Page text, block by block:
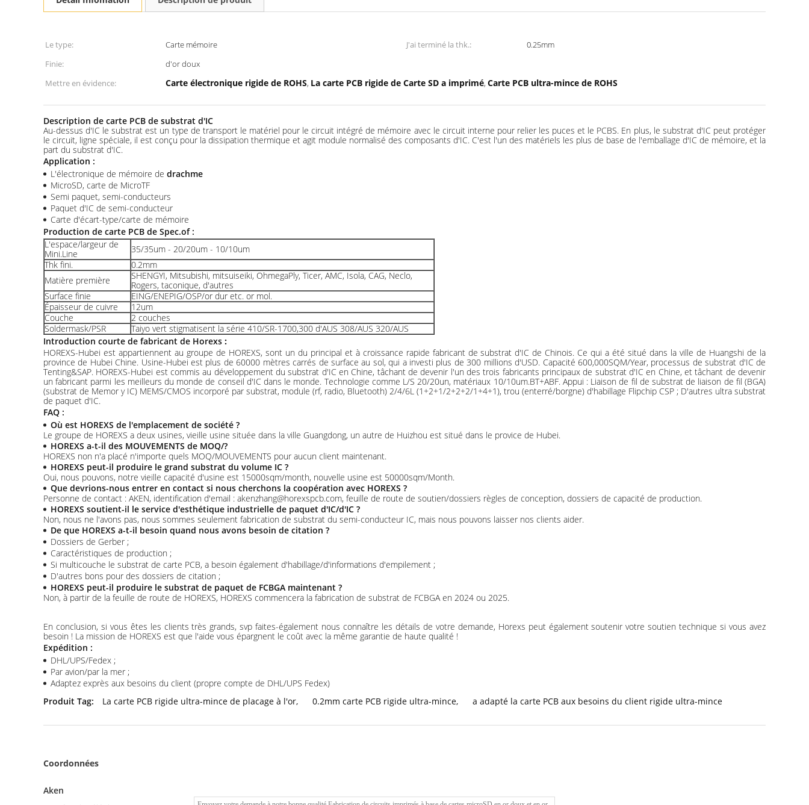
Le type: Carte mémoire J'ai terminé la thk.:
0.25mm
Finie:
d'or doux
Mettre en évidence:
Carte électronique rigide de ROHS, La carte PCB rigide de Carte SD a imprimé, Carte PCB ultra-mince de ROHS
Description de carte PCB de substrat d'IC
Au-dessus d'IC le substrat est un type de transport le matériel pour le circuit intégré de mémoire avec le circuit interne pour relier les puces et le PCBS. En plus, le substrat d'IC peut protéger
le circuit, ligne spéciale, il est conçu pour la dissipation thermique et agit module normalisé des composants d'IC. C'est l'un des matériels les plus de base de l'emballage d'IC de mémoire, et la
part du substrat d'IC.
Application :
L'électronique de mémoire de drachme
MicroSD, carte de MicroTF
Semi paquet, semi-conducteurs
Paquet d'IC de semi-conducteur
Carte d'écart-type/carte de mémoire
Production de carte PCB de Spec.of :
L'espace/largeur de
Mini.Line
35/35um - 20/20um - 10/10um
Thk fini.
0.2mm
Matière première
SHENGYI, Mitsubishi, mitsuiseiki, OhmegaPly, Ticer, AMC, Isola, CAG, Neclo,
Rogers, taconique, d'autres
Surface finie
EING/ENEPIG/OSP/or dur etc. or mol.
Épaisseur de cuivre
12um
Couche
2 couches
Soldermask/PSR
Taiyo vert stigmatisent la série 410/SR-1700,300 d'AUS 308/AUS 320/AUS
Introduction courte de fabricant de Horexs :
HOREXS-Hubei est appartiennent au groupe de HOREXS, sont un du principal et à croissance rapide fabricant de substrat d'IC de Chinois. Ce qui a été situé dans la ville de Huangshi de la
province de Hubei Chine. Usine-Hubei est plus de 60000 mètres carrés de surface au sol, qui a investi plus de 300 millions d'USD. Capacité 600,000SQM/Year, processus de substrat d'IC de
Tenting&SAP. HOREXS-Hubei est commis au développement du substrat d'IC en Chine, tâchant de devenir l'un des trois fabricants principaux de substrat d'IC en Chine, et tâchant de devenir
un fabricant parmi les meilleurs du monde de conseil d'IC dans le monde. Technologie comme L/S 20/20un, matériaux 10/10um.BT+ABF. Appui : Liaison de fil de substrat de liaison de fil (BGA)
(substrat de Memor y IC) MEMS/CMOS incorporé par substrat, module (rf, radio, Bluetooth) 2/4/6L (1+2+1/2+2+2/1+4+1), trou (enterré/borgne) d'habillage Flipchip CSP ; D'autres ultra substrat
de paquet d'IC.
FAQ :
Où est HOREXS de l'emplacement de société ?
Le groupe de HOREXS a deux usines, vieille usine située dans la ville Guangdong, un autre de Huizhou est situé dans le provice de Hubei.
HOREXS a-t-il des MOUVEMENTS de MOQ/?
HOREXS non n'a placé n'importe quels MOQ/MOUVEMENTS pour aucun client maintenant.
HOREXS peut-il produire le grand substrat du volume IC ?
Oui, nous pouvons, notre vieille capacité d'usine est 15000sqm/month, nouvelle usine est 50000sqm/Month.
Que devrions-nous entrer en contact si nous cherchons la coopération avec HOREXS ?
Personne de contact : AKEN, identification d'email : akenzhang@horexspcb.com, feuille de route de soutien/dossiers règles de conception, dossiers de capacité de production.
HOREXS soutient-il le service d'esthétique industrielle de paquet d'IC/d'IC ?
Non, nous ne l'avons pas, nous sommes seulement fabrication de substrat du semi-conducteur IC, mais nous pouvons laisser nos clients aider.
De que HOREXS a-t-il besoin quand nous avons besoin de citation ?
Dossiers de Gerber ;
Caractéristiques de production ;
Si multicouche le substrat de carte PCB, a besoin également d'habillage/d'informations d'empilement ;
D'autres bons pour des dossiers de citation ;
HOREXS peut-il produire le substrat de paquet de FCBGA maintenant ?
Non, à partir de la feuille de route de HOREXS, HOREXS commencera la fabrication de substrat de FCBGA en 2024 ou 2025.
En conclusion, si vous êtes les clients très grands, svp faites-également nous connaître les détails de votre demande, Horexs peut également soutenir votre soutien technique si vous avez
besoin ! La mission de HOREXS est que l'aide vous épargnent le coût avec la même garantie de haute qualité !
Expédition :
DHL/UPS/Fedex ;
Par avion/par la mer ;
Adaptez exprès aux besoins du client (propre compte de DHL/UPS Fedex)
Produit Tag:
La carte PCB rigide ultra-mince de placage à l'or, 0.2mm carte PCB rigide ultra-mince, a adapté la carte PCB aux besoins du client rigide ultra-mince
Coordonnées
Aken